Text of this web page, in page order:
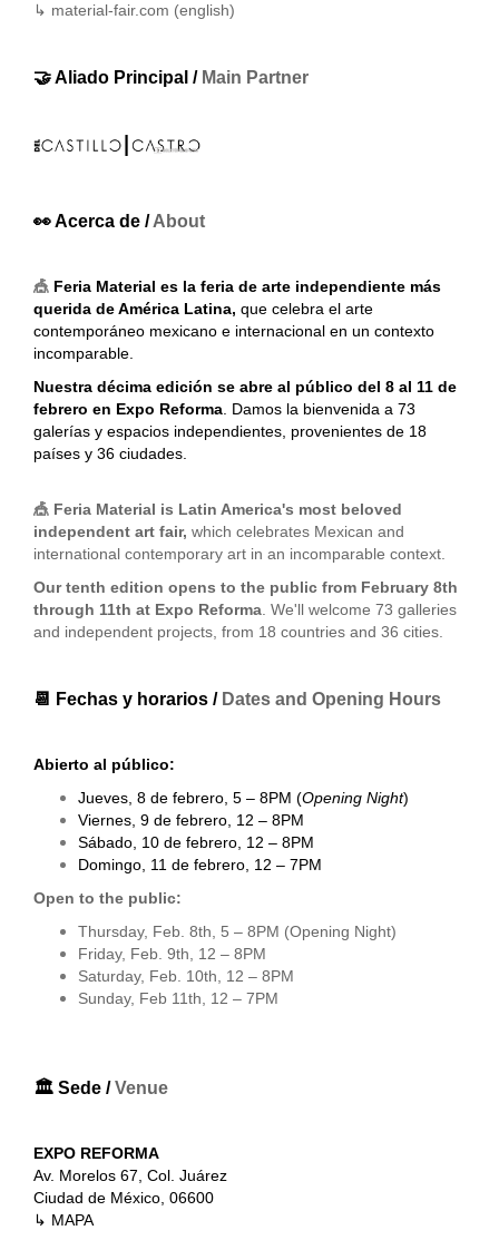
↳ material-fair.com (english)
🤝 Aliado Principal / Main Partner
👀 Acerca de /About
🎪 Feria Material es la feria de arte independiente más
querida de América Latina, que celebra el arte
contemporáneo mexicano e internacional en un contexto
incomparable.
Nuestra décima edición se abre al público del 8 al 11 de
febrero en Expo Reforma. Damos la bienvenida a 73
galerías y espacios independientes, provenientes de 18
países y 36 ciudades.
🎪 Feria Material is Latin America's most beloved
independent art fair, which celebrates Mexican and
international contemporary art in an incomparable context.
Our tenth edition opens to the public from February 8th
through 11th at Expo Reforma. We'll welcome 73 galleries
and independent projects, from 18 countries and 36 cities.
📆 Fechas y horarios / Dates and Opening Hours
Abierto al público:
Jueves, 8 de febrero, 5 – 8PM (Opening Night)
Viernes, 9 de febrero, 12 – 8PM
Sábado, 10 de febrero, 12 – 8PM
Domingo, 11 de febrero, 12 – 7PM
Open to the public:
Thursday, Feb. 8th, 5 – 8PM (Opening Night)
Friday, Feb. 9th, 12 – 8PM
Saturday, Feb. 10th, 12 – 8PM
Sunday, Feb 11th, 12 – 7PM
🏛️ Sede / Venue
EXPO REFORMA
Av. Morelos 67, Col. Juárez
Ciudad de México, 06600
↳ MAPA